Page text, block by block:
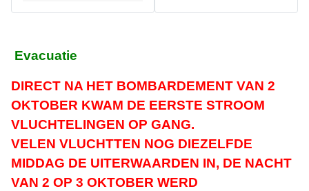
Evacuatie
DIRECT NA HET BOMBARDEMENT VAN 2
OKTOBER KWAM DE EERSTE STROOM
VLUCHTELINGEN OP GANG.
VELEN VLUCHTTEN NOG DIEZELFDE
MIDDAG DE UITERWAARDEN IN, DE NACHT
VAN 2 OP 3 OKTOBER WERD